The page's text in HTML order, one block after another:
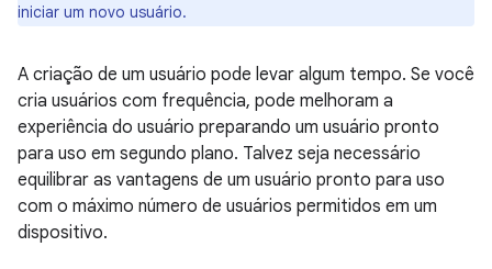
iniciar um novo usuário.
A criação de um usuário pode levar algum tempo. Se você
cria usuários com frequência, pode melhoram a
experiência do usuário preparando um usuário pronto
para uso em segundo plano. Talvez seja necessário
equilibrar as vantagens de um usuário pronto para uso
com o máximo número de usuários permitidos em um
dispositivo.